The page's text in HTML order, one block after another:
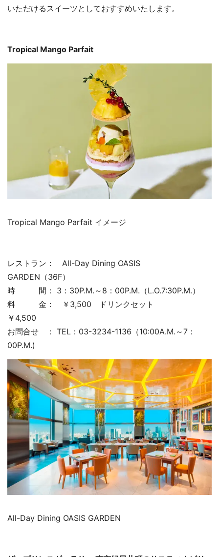
いただけるスイーツとしておすすめいたします。
Tropical Mango Parfait
Tropical Mango Parfait イメージ
レストラン： All-Day Dining OASIS
GARDEN（36F）
時 間： 3：30P.M.～8：00P.M.（L.O.7:30P.M.）
料 金： ￥3,500 ドリンクセット
￥4,500
お問合せ ： TEL：03-3234-1136（10:00A.M.～7：
00P.M.)
All-Day Dining OASIS GARDEN